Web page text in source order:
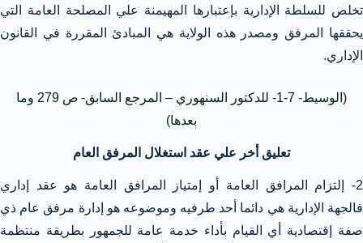
تخلص للسلطة الإدارية بإعتبارها المهيمنة علي المصلحة العامة التي
يحققها المرفق ومصدر هذه الولاية هي المبادئ المقررة في القانون
الإداري.
(الوسيط- 7-1- للدكتور السنهوري – المرجع السابق- ص 279 وما
بعدها)
تعليق أخر علي عقد استغلال المرفق العام
2- إلتزام المرافق العامة أو إمتياز المرافق العامة هو عقد إداري
فالجهة الإدارية هي دائما أحد طرفيه وموضوعه هو إدارة مرفق عام ذي
صفة إقتصادية أي القيام بأداء خدمة عامة للجمهور بطريقة منتظمة